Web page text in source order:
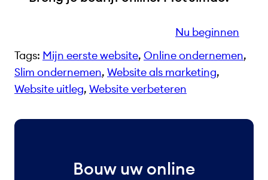
Nu beginnen
Tags: Mijn eerste website, Online ondernemen
Slim ondernemen, Website als marketing
Website uitleg, Website verbeteren
Bouw uw online